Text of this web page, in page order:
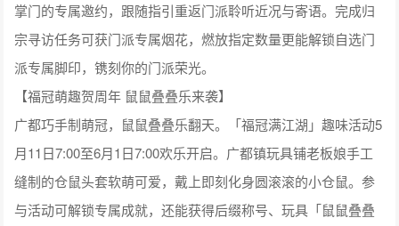
掌门的专属邀约，跟随指引重返门派聆听近况与寄语。完成归
宗寻访任务可获门派专属烟花，燃放指定数量更能解锁自选门
派专属脚印，镌刻你的门派荣光。
【福冠萌趣贺周年 鼠鼠叠叠乐来袭】
广都巧手制萌冠，鼠鼠叠叠乐翻天。「福冠满江湖」趣味活动5
月11日7:00至6月1日7:00欢乐开启。广都镇玩具铺老板娘手工
缝制的仓鼠头套软萌可爱，戴上即刻化身圆滚滚的小仓鼠。参
与活动可解锁专属成就，还能获得后缀称号、玩具「鼠鼠叠叠